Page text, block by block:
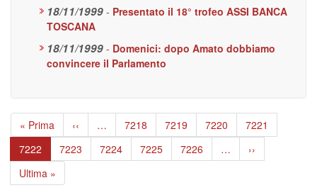
18/11/1999 - Presentato il 18° trofeo ASSI BANCA
TOSCANA
18/11/1999 - Domenici: dopo Amato dobbiamo
convincere il Parlamento
Paginazione
Prima
pagina
« Prima
Pagina
precedente
‹‹ … Page
7218 Page
7219 Page
7220 Page
7221
Pagina
attuale
7222 Page
7223 Page
7224 Page
7225 Page
7226 …
Pagina
successiva
››
Ultima
pagina
Ultima »